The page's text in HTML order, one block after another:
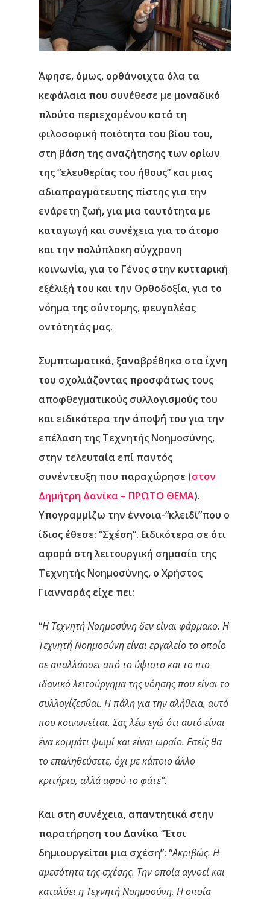
Άφησε, όμως, ορθάνοιχτα όλα τα
κεφάλαια που συνέθεσε με μοναδικό
πλούτο περιεχομένου κατά τη
φιλοσοφική ποιότητα του βίου του,
στη βάση της αναζήτησης των ορίων
της “ελευθερίας του ήθους” και μιας
αδιαπραγμάτευτης πίστης για την
ενάρετη ζωή, για μια ταυτότητα με
καταγωγή και συνέχεια για το άτομο
και την πολύπλοκη σύγχρονη
κοινωνία, για το Γένος στην κυτταρική
εξέλιξή του και την Ορθοδοξία, για το
νόημα της σύντομης, φευγαλέας
οντότητάς μας.
Συμπτωματικά, ξαναβρέθηκα στα ίχνη
του σχολιάζοντας προσφάτως τους
αποφθεγματικούς συλλογισμούς του
και ειδικότερα την άποψή του για την
επέλαση της Τεχνητής Νοημοσύνης,
στην τελευταία επί παντός
συνέντευξη που παραχώρησε (στον
Δημήτρη Δανίκα – ΠΡΩΤΟ ΘΕΜΑ).
Υπογραμμίζω την έννοια-“κλειδί”που ο
ίδιος έθεσε: “Σχέση”. Ειδικότερα σε ότι
αφορά στη λειτουργική σημασία της
Τεχνητής Νοημοσύνης, ο Χρήστος
Γιανναράς είχε πει:
“Η Τεχνητή Νοημοσύνη δεν είναι φάρμακο. Η
Τεχνητή Νοημοσύνη είναι εργαλείο το οποίο
σε απαλλάσσει από το ύψιστο και το πιο
ιδανικό λειτούργημα της νόησης που είναι το
συλλογίζεσθαι. Η πάλη για την αλήθεια, αυτό
που κοινωνείται. Σας λέω εγώ ότι αυτό είναι
ένα κομμάτι ψωμί και είναι ωραίο. Εσείς θα
το επαληθεύσετε, όχι με κάποιο άλλο
κριτήριο, αλλά αφού το φάτε”.
Και στη συνέχεια, απαντητικά στην
παρατήρηση του Δανίκα “Έτσι
δημιουργείται μια σχέση”: “Ακριβώς. Η
αμεσότητα της σχέσης. Την οποία αγνοεί και
καταλύει η Τεχνητή Νοημοσύνη. Η οποία